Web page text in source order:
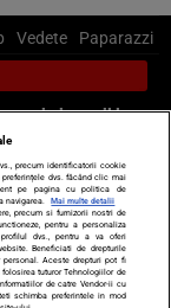
Vedete Paparazzi
trimite mail la
vise
LIFE STYLE
confidențialitate
precum identificatorii cookie
dvs. făcând clic mai
pe pagina cu politica de
navigarea.
Mai multe detalii
precum si furnizorii nostri de
pentru a personaliza
dvs., pentru a va oferi
Beneficiati de drepturile
personal. Aceste drepturi pot fi
folosirea tuturor Tehnologiilor de
de catre Vendor-ii cu
schimba preferintele in mod